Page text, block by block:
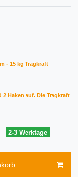
- 15 kg Tragkraft
Haken auf. Die Tragkraft
2-3 Werktage